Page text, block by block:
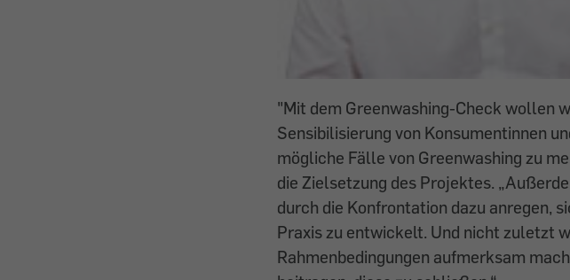
"Mit dem Greenwashing-Check wollen
Sensibilisierung von Konsumentinnen
mögliche Fälle von Greenwashing zu
die Zielsetzung des Projektes.
durch die Konfrontation dazu anregen,
Praxis zu entwickelt. Und nicht zuletzt
Rahmenbedingungen aufmerksam